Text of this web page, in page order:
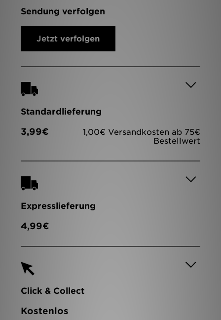
Sendung verfolgen
Jetzt verfolgen
Standardlieferung
3,99€
1,00€ Versandkosten ab 75€
Bestellwert
Expresslieferung
4,99€
Click & Collect
Kostenlos
JD Exklusives
Bestellverfolgung